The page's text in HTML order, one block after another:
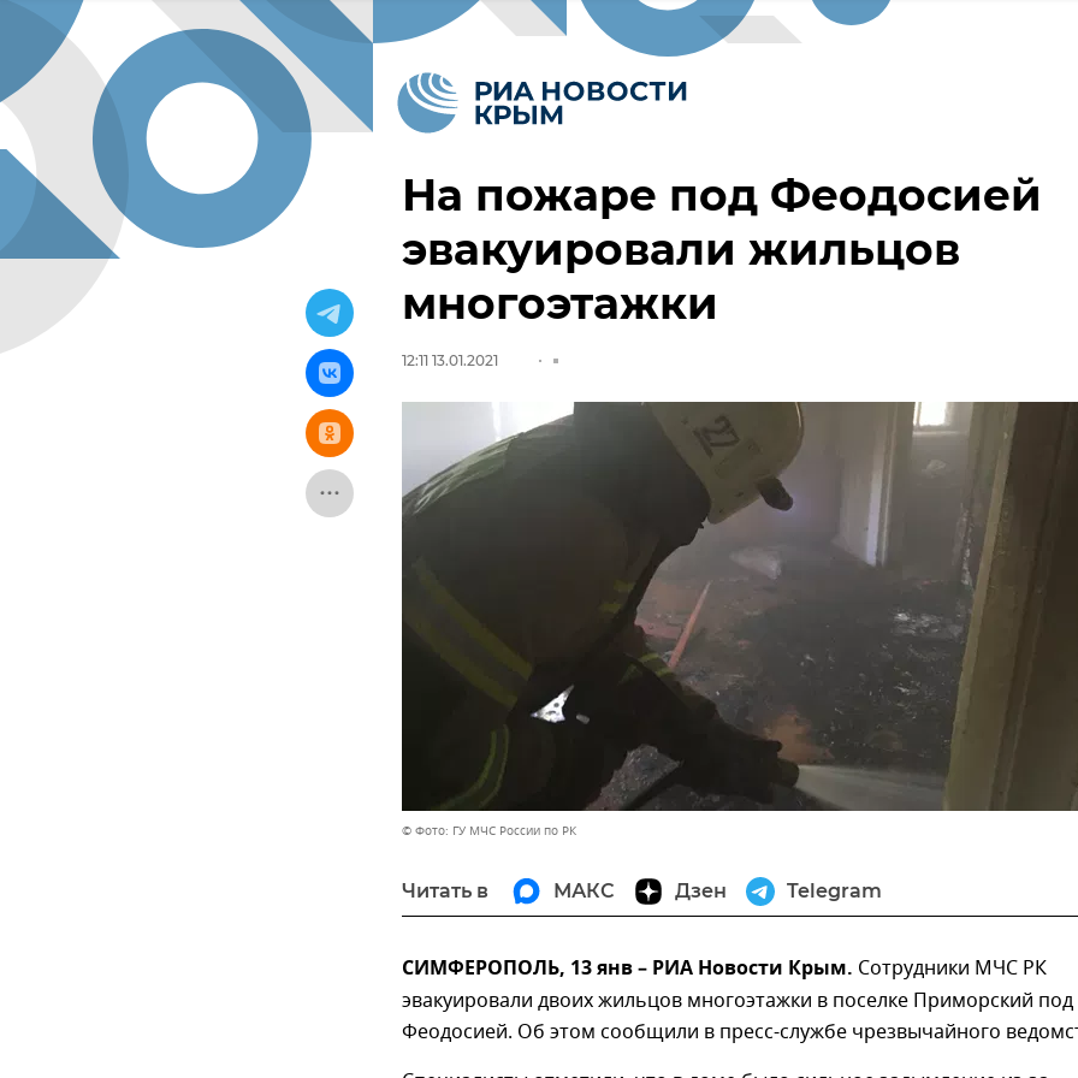
На пожаре под Феодосией
эвакуировали жильцов
многоэтажки
12:11 13.01.2021
© Фото: ГУ МЧС России по РК
Читать в МАКС Дзен Telegram
СИМФЕРОПОЛЬ, 13 янв – РИА Новости Крым. Сотрудники МЧС РК
эвакуировали двоих жильцов многоэтажки в поселке Приморский под
Феодосией. Об этом сообщили в пресс-службе чрезвычайного